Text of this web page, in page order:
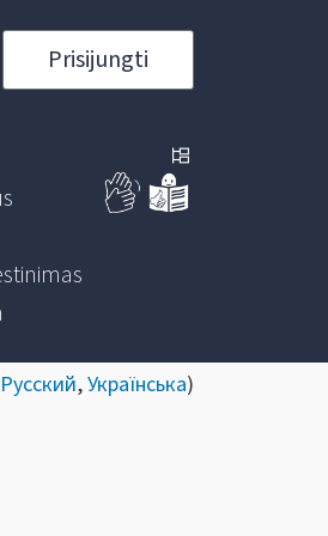
Prisijungti
Русский,Українська)